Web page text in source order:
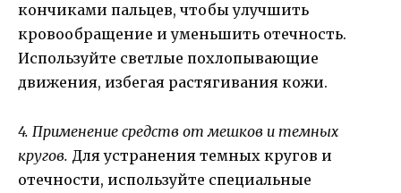
кончиками пальцев, чтобы улучшить
кровообращение и уменьшить отечность.
Используйте светлые похлопывающие
движения, избегая растягивания кожи.
4. Применение средств от мешков и темных
кругов. Для устранения темных кругов и
отечности, используйте специальные